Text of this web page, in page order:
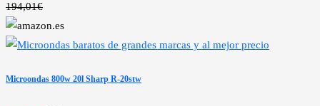
194,01€
Microondas 800w 20l Sharp R-20stw